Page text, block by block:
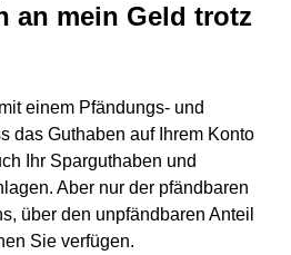
an mein Geld trotz
einem Pfändungs- und
das Guthaben auf Ihrem Konto
Ihr Sparguthaben und
Aber nur der pfändbaren
über den unpfändbaren Anteil
Sie verfügen.